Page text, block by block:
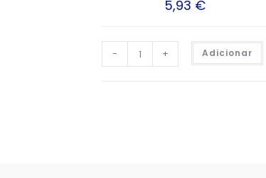
5,93 €
- + Adicionar